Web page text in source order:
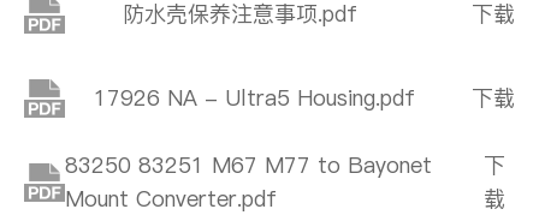
防水壳保养注意事项.pdf 下载
17926 NA - Ultra5 Housing.pdf 下载
83250 83251 M67 M77 to Bayonet
Mount Converter.pdf
下
载